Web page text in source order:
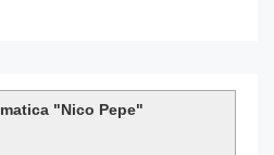
"Nico Pepe"